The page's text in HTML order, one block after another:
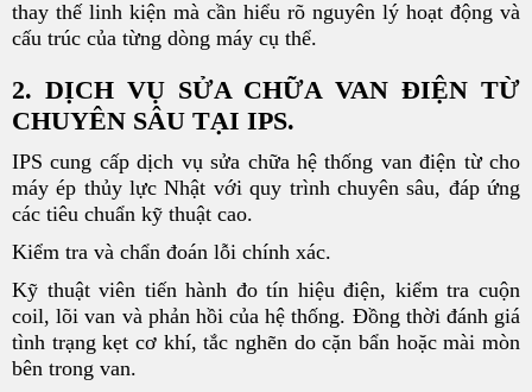
thay thế linh kiện mà cần hiểu rõ nguyên lý hoạt động và
cấu trúc của từng dòng máy cụ thể.
2. DỊCH VỤ SỬA CHỮA VAN ĐIỆN TỪ
CHUYÊN SÂU TẠI IPS.
IPS cung cấp dịch vụ sửa chữa hệ thống van điện từ cho
máy ép thủy lực Nhật với quy trình chuyên sâu, đáp ứng
các tiêu chuẩn kỹ thuật cao.
Kiểm tra và chẩn đoán lỗi chính xác.
Kỹ thuật viên tiến hành đo tín hiệu điện, kiểm tra cuộn
coil, lõi van và phản hồi của hệ thống. Đồng thời đánh giá
tình trạng kẹt cơ khí, tắc nghẽn do cặn bẩn hoặc mài mòn
bên trong van.